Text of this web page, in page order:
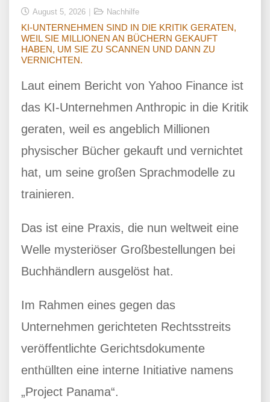
August 5, 2026 Nachhilfe
KI-UNTERNEHMEN SIND IN DIE KRITIK GERATEN,
WEIL SIE MILLIONEN AN BÜCHERN GEKAUFT
HABEN, UM SIE ZU SCANNEN UND DANN ZU
VERNICHTEN.
Laut einem Bericht von Yahoo Finance ist
das KI-Unternehmen Anthropic in die Kritik
geraten, weil es angeblich Millionen
physischer Bücher gekauft und vernichtet
hat, um seine großen Sprachmodelle zu
trainieren.
Das ist eine Praxis, die nun weltweit eine
Welle mysteriöser Großbestellungen bei
Buchhändlern ausgelöst hat.
Im Rahmen eines gegen das
Unternehmen gerichteten Rechtsstreits
veröffentlichte Gerichtsdokumente
enthüllten eine interne Initiative namens
„Project Panama“.